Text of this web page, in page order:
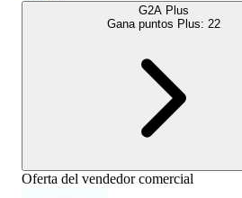
G2A Plus
Gana puntos Plus: 22
Oferta del vendedor comercial